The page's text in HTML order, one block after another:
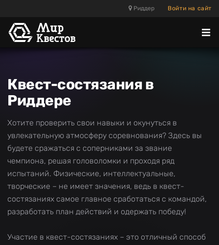
Риддер Войти на сайт
Квест-состязания в
Риддере
Хотите проверить свои навыки и окунуться в
увлекательную атмосферу соревнования? Здесь вы
будете сражаться с соперниками за звание
чемпиона, решая головоломки и проходя ряд
испытаний. Физические, интеллектуальные,
творческие – не имеет значения, ведь в квест-
состязаниях самое главное сработаться с командой,
разработать план действий и одержать победу!
Участие в квест-состязаниях – это отличный способ